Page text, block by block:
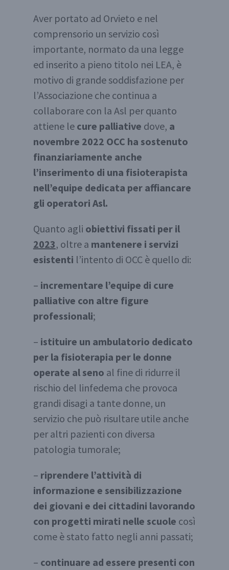
Aver portato ad Orvieto e nel
comprensorio un servizio così
importante, normato da una legge
ed inserito a pieno titolo nei LEA, è
motivo di grande soddisfazione per
l’Associazione che continua a
collaborare con la Asl per quanto
attiene le cure palliative dove, a
novembre 2022 OCC ha sostenuto
finanziariamente anche
l’inserimento di una fisioterapista
nell’equipe dedicata per affiancare
gli operatori Asl.
Quanto agli obiettivi fissati per il
2023, oltre a mantenere i servizi
esistenti l’intento di OCC è quello di:
– incrementare l’equipe di cure
palliative con altre figure
professionali;
– istituire un ambulatorio dedicato
per la fisioterapia per le donne
operate al seno al fine di ridurre il
rischio del linfedema che provoca
grandi disagi a tante donne, un
servizio che può risultare utile anche
per altri pazienti con diversa
patologia tumorale;
– riprendere l’attività di
informazione e sensibilizzazione
dei giovani e dei cittadini lavorando
con progetti mirati nelle scuole così
come è stato fatto negli anni passati;
– continuare ad essere presenti con